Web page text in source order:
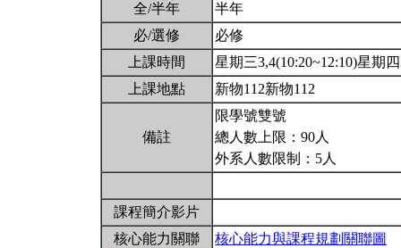
全/半年
半年
必/選修
必修
上課時間
星期三3,4(10:20~12:10)星期
上課地點
新物112新物112
備註
限學號雙號
總人數上限：90人
外系人數限制：5人
課程簡介影片
核心能力關聯
核心能力與課程規劃關聯圖